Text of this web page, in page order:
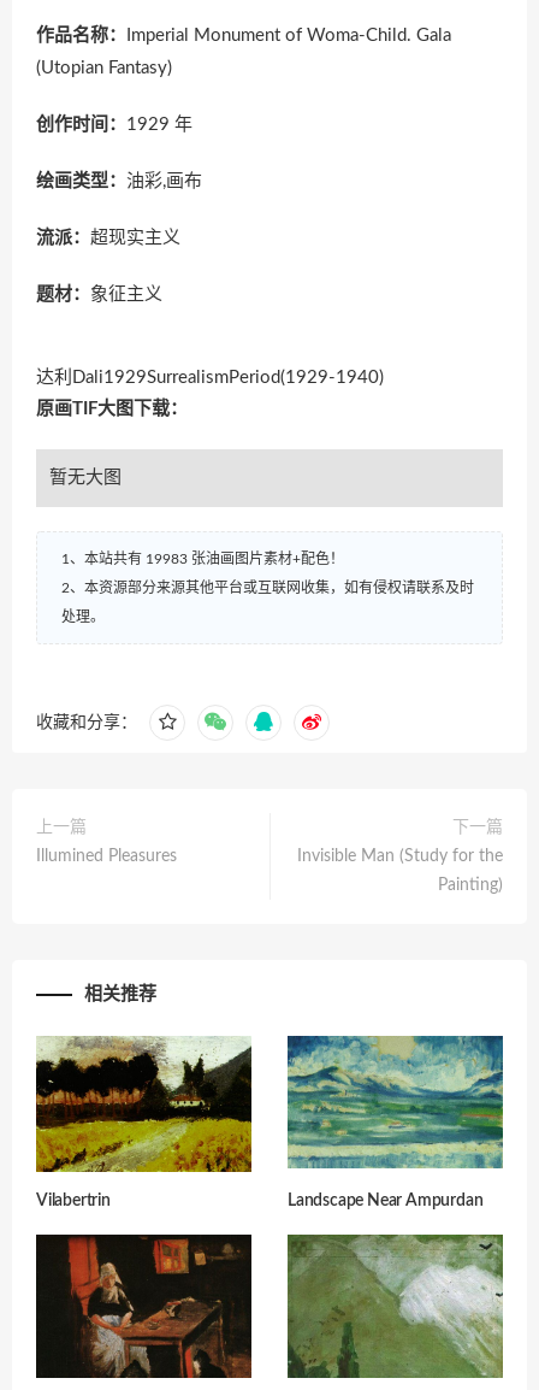
作品名称：
Imperial Monument of Woma-Child. Gala
(Utopian Fantasy)
创作时间： 1929 年
绘画类型： 油彩,画布
流派： 超现实主义
题材： 象征主义
达利Dali1929SurrealismPeriod(1929-1940)
原画TIF大图下载：
暂无大图
1、本站共有 19983 张油画图片素材+配色！
2、本资源部分来源其他平台或互联网收集，如有侵权请联系及时
处理。
收藏和分享：
上一篇
Illumined Pleasures
下一篇
Invisible Man (Study for the
Painting)
相关推荐
Vilabertrin Landscape Near Ampurdan